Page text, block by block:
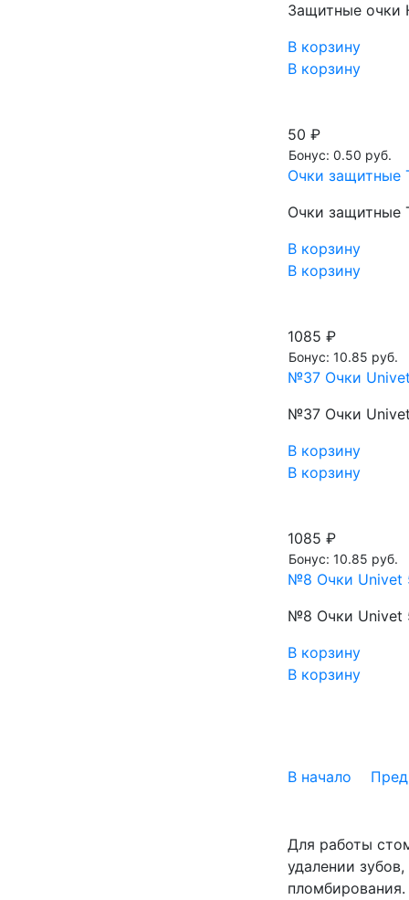
Защитные очки
В корзину
В корзину
50 ₽
Бонус: 0.50 руб.
Очки защитные
Очки защитные
В корзину
В корзину
1085 ₽
Бонус: 10.85 руб.
№37 Очки
№37 Очки
В корзину
В корзину
1085 ₽
Бонус: 10.85 руб.
№8 Очки Univet
№8 Очки Univet
В корзину
В корзину
В начало
Для работы
удалении